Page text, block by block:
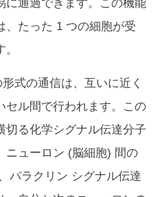
に通過できます。この機能
、たった 1 つの細胞が受
形式の通信は、互いに近く
セル間で行われます。この
切る化学シグナル伝達分子
ニューロン (脳細胞) 間の
パラクリン シグナル伝達